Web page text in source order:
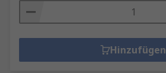
Hinzufügen